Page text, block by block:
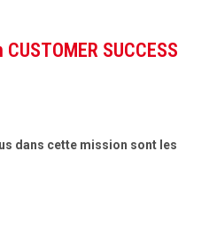
SUCCESS
dans cette mission sont les